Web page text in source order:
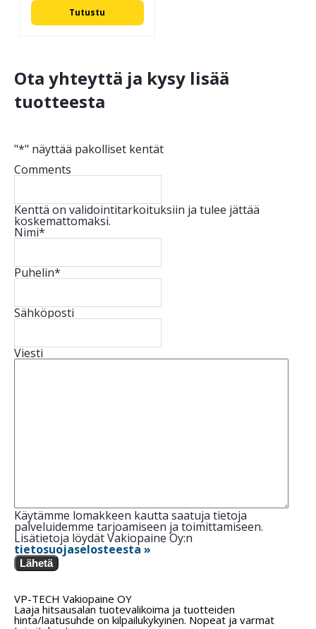
Tutustu
Ota yhteyttä ja kysy lisää
tuotteesta
"*" näyttää pakolliset kentät
Comments
Kenttä on validointitarkoituksiin ja tulee jättää
koskemattomaksi.
Nimi*
Puhelin*
Sähköposti
Viesti
Käytämme lomakkeen kautta saatuja tietoja
palveluidemme tarjoamiseen ja toimittamiseen.
Lisätietoja löydät Vakiopaine Oy:n
tietosuojaselosteesta »
Lähetä
VP-TECH Vakiopaine OY
Laaja hitsausalan tuotevalikoima ja tuotteiden
hinta/laatusuhde on kilpailukykyinen. Nopeat ja varmat